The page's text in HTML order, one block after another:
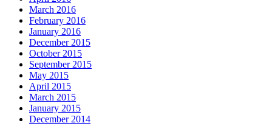
March 2016
February 2016
January 2016
December 2015
October 2015
September 2015
May 2015
April 2015
March 2015
January 2015
December 2014